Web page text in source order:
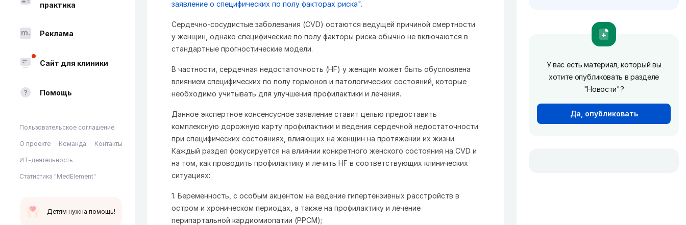
практика
Реклама
Сайт для клиники
Помощь
Пользовательское соглашение
О проекте Команда Контакты
ИТ-деятельность
Статистика "MedElement"
Детям нужна помощь!
заявление о специфических по полу факторах риска".
Сердечно-сосудистые заболевания (CVD) остаются ведущей причиной смертности
у женщин, однако специфические по полу факторы риска обычно не включаются в
стандартные прогностические модели.
В частности, сердечная недостаточность (HF) у женщин может быть обусловлена
влиянием специфических по полу гормонов и патологических состояний, которые
необходимо учитывать для улучшения профилактики и лечения.
Данное экспертное консенсусное заявление ставит целью предоставить
комплексную дорожную карту профилактики и ведения сердечной недостаточности
при специфических состояниях, влияющих на женщин на протяжении их жизни.
Каждый раздел фокусируется на влиянии конкретного женского состояния на CVD и
на том, как проводить профилактику и лечить HF в соответствующих клинических
ситуациях:
1. Беременность, с особым акцентом на ведение гипертензивных расстройств в
остром и хроническом периодах, а также на профилактику и лечение
перипартальной кардиомиопатии (PPCM);
У вас есть материал, который вы
хотите опубликовать в разделе
"Новости"?
Да, опубликовать